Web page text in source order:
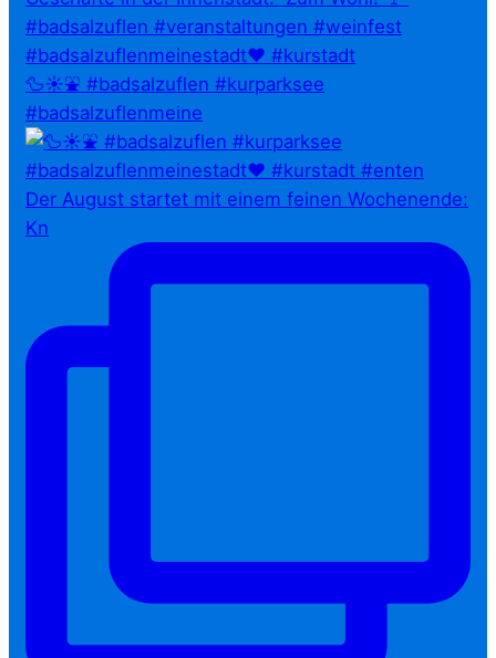
🦆☀️⛲ #badsalzuflen #kurparksee
#badsalzuflenmeine
Der August startet mit einem feinen Wochenende:
Kn